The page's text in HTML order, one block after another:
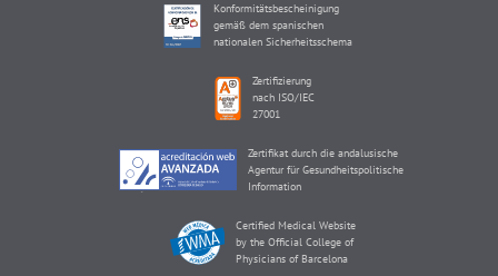
Konformitätsbescheinigung
gemäß dem spanischen
nationalen Sicherheitsschema
Zertifizierung
nach ISO/IEC
27001
Zertifikat durch die andalusische
Agentur für Gesundheitspolitische
Information
Certified Medical Website
by the Official College of
Physicians of Barcelona